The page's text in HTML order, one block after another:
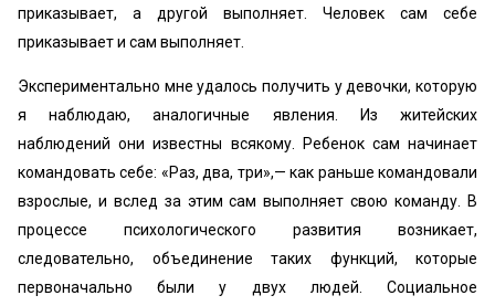
приказывает, а другой выполняет. Человек сам себе
приказывает и сам выполняет.
Экспериментально мне удалось получить у девочки, которую
я наблюдаю, аналогичные явления. Из житейских
наблюдений они известны всякому. Ребенок сам начинает
командовать себе: «Раз, два, три»,— как раньше командовали
взрослые, и вслед за этим сам выполняет свою команду. В
процессе психологического развития возникает,
следовательно, объединение таких функций, которые
первоначально были у двух людей. Социальное